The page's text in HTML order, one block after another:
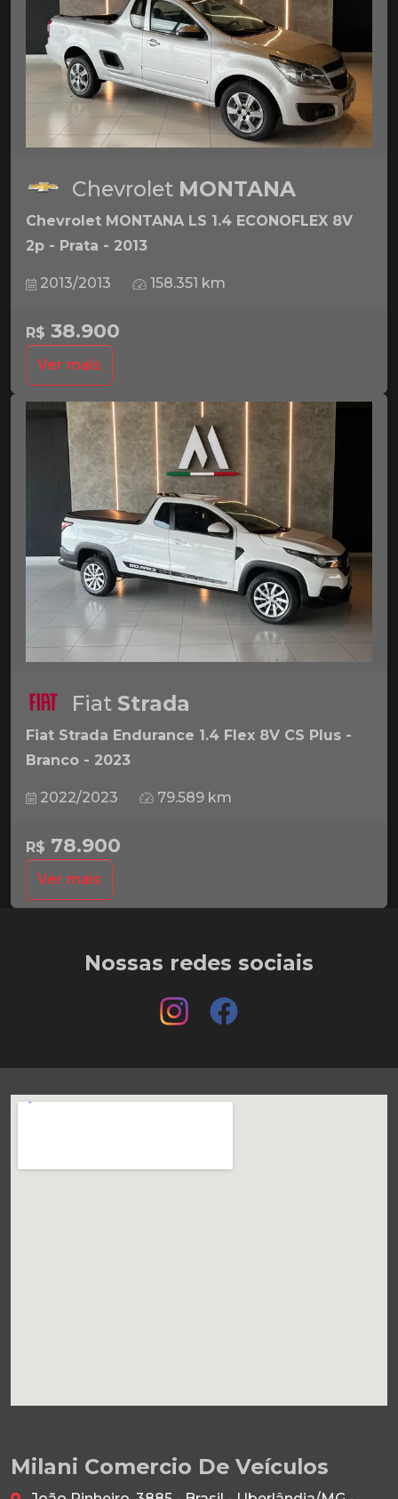
Chevrolet MONTANA
Chevrolet MONTANA LS 1.4 ECONOFLEX 8V
2p - Prata - 2013
2013/2013 158.351 km
R$ 38.900
Ver mais
Fiat Strada
Fiat Strada Endurance 1.4 Flex 8V CS Plus -
Branco - 2023
2022/2023 79.589 km
R$ 78.900
Ver mais
Nossas redes sociais
Milani Comercio De Veículos